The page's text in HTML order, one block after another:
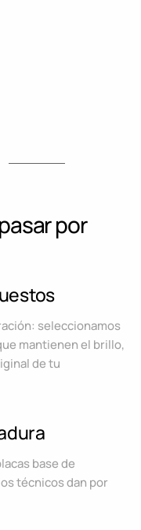
por
seleccionamos
mantienen el brillo,
de tu
base de
técnicos dan por